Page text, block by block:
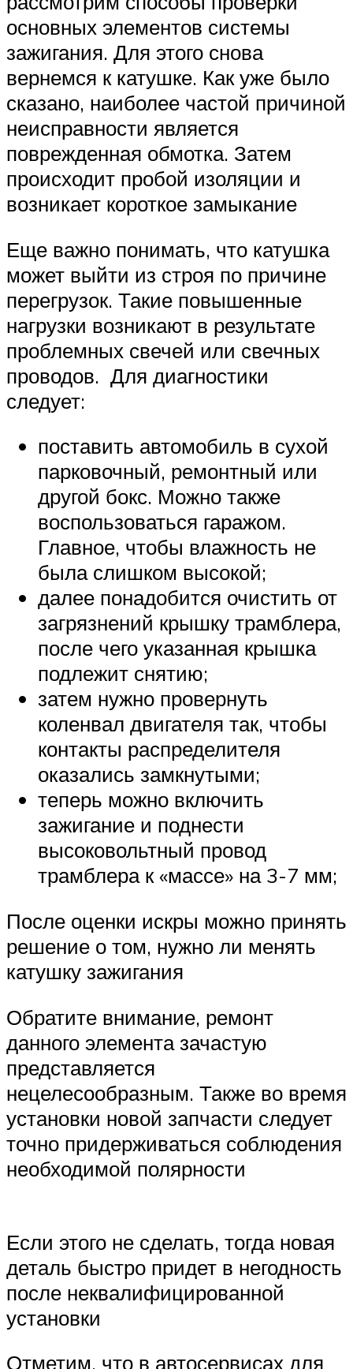
основных элементов системы
зажигания. Для этого снова
вернемся к катушке. Как уже было
сказано, наиболее частой причиной
неисправности является
поврежденная обмотка. Затем
происходит пробой изоляции и
возникает короткое замыкание
Еще важно понимать, что катушка
может выйти из строя по причине
перегрузок. Такие повышенные
нагрузки возникают в результате
проблемных свечей или свечных
проводов. Для диагностики
следует:
поставить автомобиль в сухой
парковочный, ремонтный или
другой бокс. Можно также
воспользоваться гаражом.
Главное, чтобы влажность не
была слишком высокой;
далее понадобится очистить от
загрязнений крышку трамблера,
после чего указанная крышка
подлежит снятию;
затем нужно провернуть
коленвал двигателя так, чтобы
контакты распределителя
оказались замкнутыми;
теперь можно включить
зажигание и поднести
высоковольтный провод
трамблера к «массе» на 3-7 мм;
После оценки искры можно принять
решение о том, нужно ли менять
катушку зажигания
Обратите внимание, ремонт
данного элемента зачастую
представляется
нецелесообразным. Также во время
установки новой запчасти следует
точно придерживаться соблюдения
необходимой полярности
Если этого не сделать, тогда новая
деталь быстро придет в негодность
после неквалифицированной
установки
Отметим, что в автосервисах для